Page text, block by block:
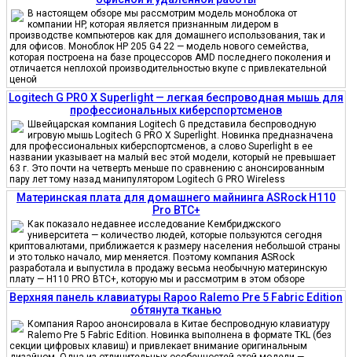
В настоящем обзоре мы рассмотрим модель моноблока от
компании HP, которая является признанным лидером в
производстве компьютеров как для домашнего использования, так и
для офисов. Моноблок HP 205 G4 22 — модель нового семейства,
которая построена на базе процессоров AMD последнего поколения и
отличается неплохой производительностью вкупе с привлекательной
ценой
Logitech G PRO X Superlight — легкая беспроводная мышь для
профессиональных киберспортсменов
Швейцарская компания Logitech G представила беспроводную
игровую мышь Logitech G PRO X Superlight. Новинка предназначена
для профессиональных киберспортсменов, а слово Superlight в ее
названии указывает на малый вес этой модели, который не превышает
63 г. Это почти на четверть меньше по сравнению с анонсированным
пару лет тому назад манипулятором Logitech G PRO Wireless
Материнская плата для домашнего майнинга ASRock H110
Pro BTC+
Как показало недавнее исследование Кембриджского
университета — количество людей, которые пользуются сегодня
криптовалютами, приближается к размеру населения небольшой страны
и это только начало, мир меняется. Поэтому компания ASRock
разработала и выпустила в продажу весьма необычную материнскую
плату — H110 PRO BTC+, которую мы и рассмотрим в этом обзоре
Верхняя панель клавиатуры Rapoo Ralemo Pre 5 Fabric Edition
обтянута тканью
Компания Rapoo анонсировала в Китае беспроводную клавиатуру
Ralemo Pre 5 Fabric Edition. Новинка выполнена в формате TKL (без
секции цифровых клавиш) и привлекает внимание оригинальным